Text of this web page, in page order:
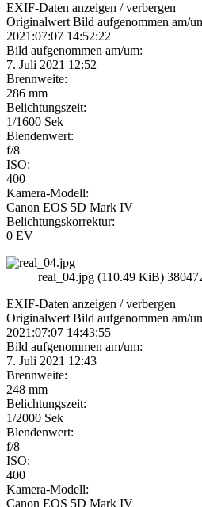
EXIF-Daten anzeigen / verbergen
Originalwert Bild aufgenommen am/
2021:07:07 14:52:22
Bild aufgenommen am/um:
7. Juli 2021 12:52
Brennweite:
286 mm
Belichtungszeit:
1/1600 Sek
Blendenwert:
f/8
ISO:
400
Kamera-Modell:
Canon EOS 5D Mark IV
Belichtungskorrektur:
0 EV
real_04.jpg (110.49 KiB)
EXIF-Daten anzeigen / verbergen
Originalwert Bild aufgenommen am/
2021:07:07 14:43:55
Bild aufgenommen am/um:
7. Juli 2021 12:43
Brennweite:
248 mm
Belichtungszeit:
1/2000 Sek
Blendenwert:
f/8
ISO:
400
Kamera-Modell:
Canon EOS 5D Mark IV